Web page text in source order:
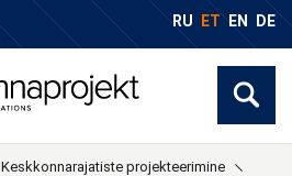
RU ET EN DE
Keskkonnarajatiste projekteerimine